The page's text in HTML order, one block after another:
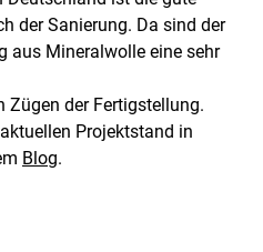
der Sanierung. Da sind der
aus Mineralwolle eine sehr
Zügen der Fertigstellung.
Projektstand in
Blog.